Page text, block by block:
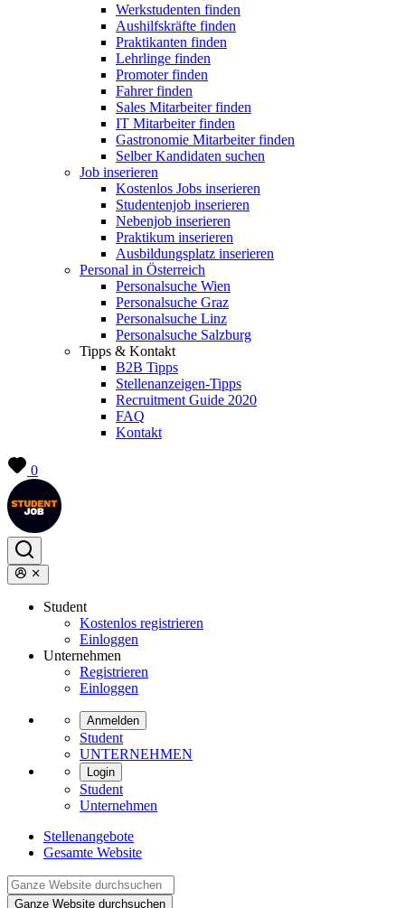
Werkstudenten finden
Aushilfskräfte finden
Praktikanten finden
Lehrlinge finden
Promoter finden
Fahrer finden
Sales Mitarbeiter finden
IT Mitarbeiter finden
Gastronomie Mitarbeiter finden
Selber Kandidaten suchen
Job inserieren
Kostenlos Jobs inserieren
Studentenjob inserieren
Nebenjob inserieren
Praktikum inserieren
Ausbildungsplatz inserieren
Personal in Österreich
Personalsuche Wien
Personalsuche Graz
Personalsuche Linz
Personalsuche Salzburg
Tipps & Kontakt
B2B Tipps
Stellenanzeigen-Tipps
Recruitment Guide 2020
FAQ
Kontakt
0
Student
Kostenlos registrieren
Einloggen
Unternehmen
Registrieren
Einloggen
Anmelden
Student
UNTERNEHMEN
Login
Student
Unternehmen
Stellenangebote
Gesamte Website